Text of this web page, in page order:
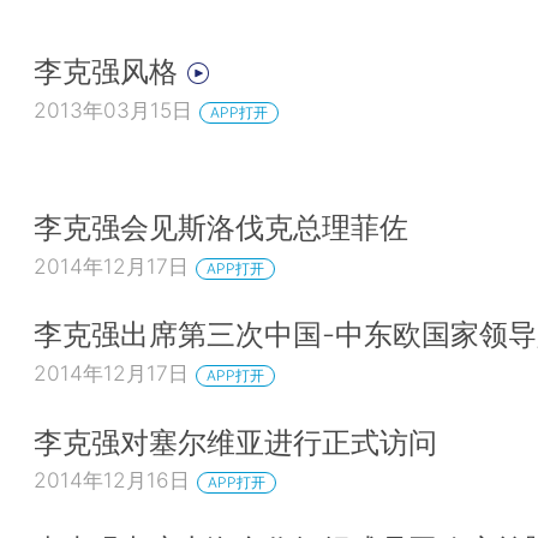
李克强风格
2013年03月15日 APP打开
李克强会见斯洛伐克总理菲佐
2014年12月17日 APP打开
李克强出席第三次中国-中东欧国家领
2014年12月17日 APP打开
李克强对塞尔维亚进行正式访问
2014年12月16日 APP打开